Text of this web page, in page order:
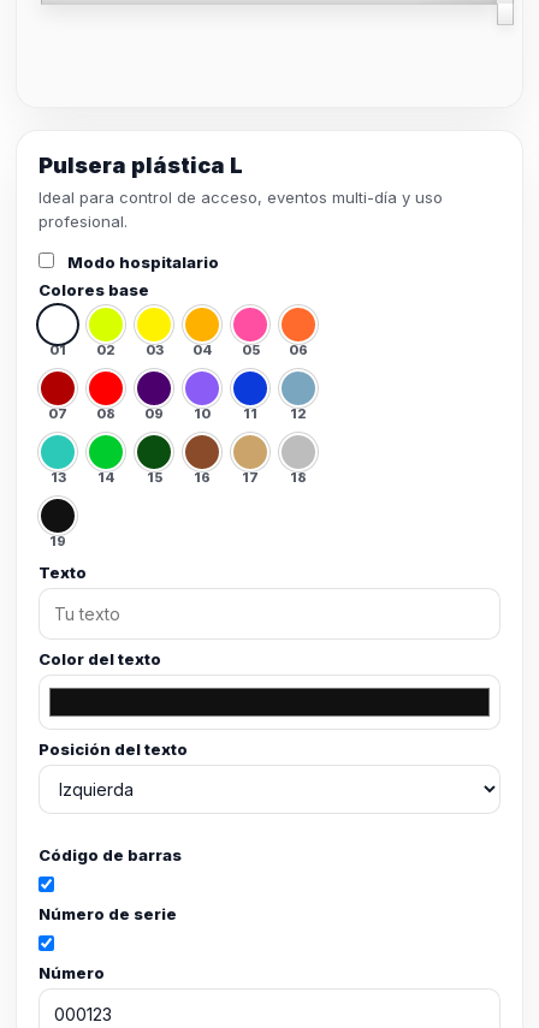
Pulsera plástica L
Ideal para control de acceso, eventos multi-día y uso
profesional.
Modo hospitalario
Colores base
01 02 03 04 05 06
07 08 09 10 11 12
13 14 15 16 17 18
19
Texto
Color del texto
Posición del texto
Código de barras
Número de serie
Número